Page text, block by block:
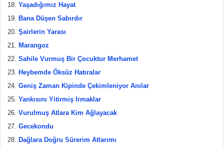
Yaşadığımız Hayat
Bana Düşen Sabırdır
Şairlerin Yarası
Marangoz
Sahile Vurmuş Bir Çocuktur Merhamet
Heybemde Öksüz Hatıralar
Geniş Zaman Kipinde Çekimleniyor Anılar
Yankısını Yitirmiş Irmaklar
Vurulmuş Atlara Kim Ağlayacak
Gecekondu
Dağlara Doğru Sürerim Atlarımı